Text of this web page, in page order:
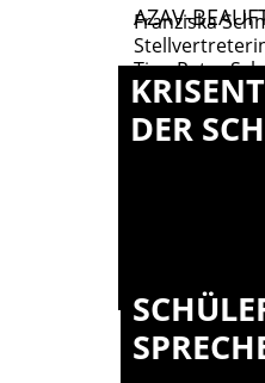
AZAV-
Franziska
Tina Petry-
(Stand:
Informationen
zur/zum
DER